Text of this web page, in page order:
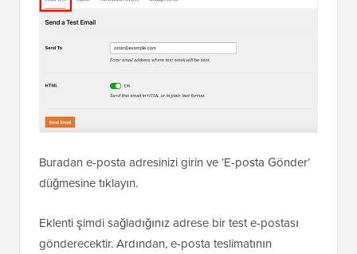
Buradan e-posta adresinizi girin ve ‘E-posta Gönder’
düğmesine tıklayın.
Eklenti şimdi sağladığınız adrese bir test e-postası
gönderecektir. Ardından, e-posta teslimatının